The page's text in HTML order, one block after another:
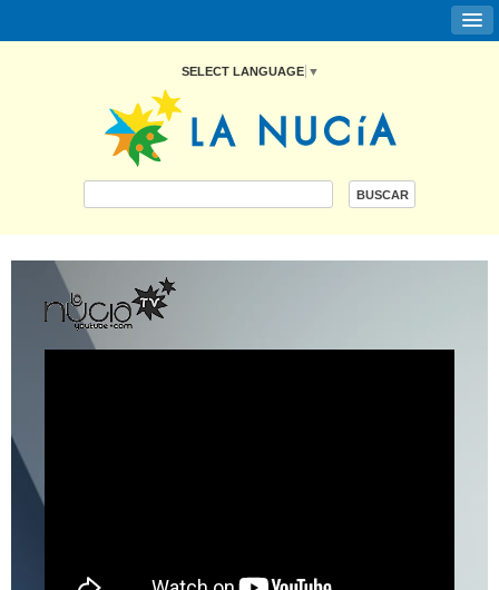
SELECT LANGUAGE ▼